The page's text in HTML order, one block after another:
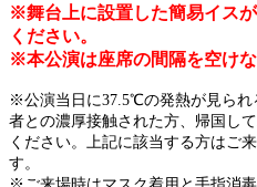
※舞台上に設置した簡易イス
ください。
※本公演は座席の間隔を空けな
※公演当日に37.5℃の発熱が見られ
者との濃厚接触された方、帰国し
ください。上記に該当する方はご
す。